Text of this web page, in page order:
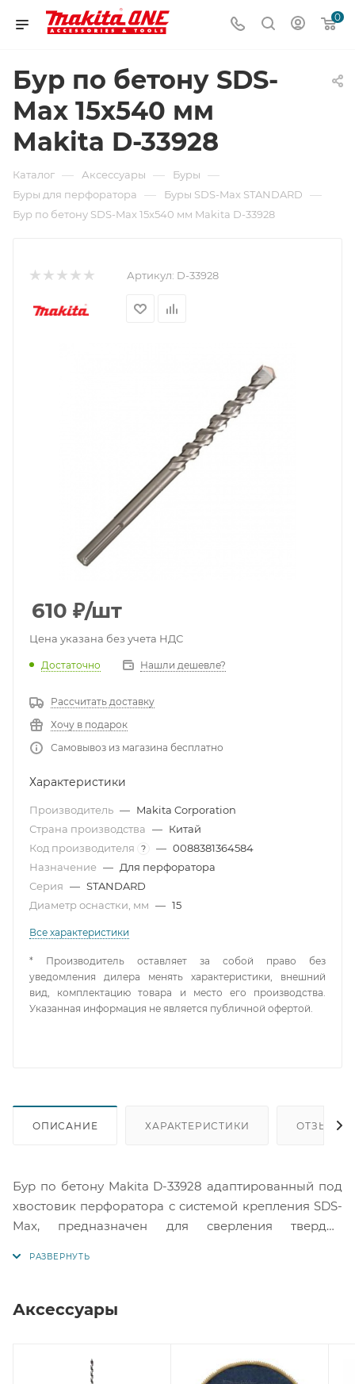
0
Бур по бетону SDS-
Max 15x540 мм
Makita D-33928
Каталог — Аксессуары — Буры —
Буры для перфоратора — Буры SDS-Max STANDARD —
Бур по бетону SDS-Max 15x540 мм Makita D-33928
Артикул: D-33928
610 ₽/шт
Цена указана без учета НДС
Достаточно Нашли дешевле?
Рассчитать доставку
Хочу в подарок
Самовывоз из магазина бесплатно
Характеристики
Производитель — Makita Corporation
Страна производства — Китай
Код производителя
? — 0088381364584
Назначение — Для перфоратора
Серия — STANDARD
Диаметр оснастки, мм — 15
Все характеристики
* Производитель оставляет за собой право без
уведомления дилера менять характеристики, внешний
вид, комплектацию товара и место его производства.
Указанная информация не является публичной офертой.
ОПИСАНИЕ ХАРАКТЕРИСТИКИ ОТЗЫВЫ
Бур по бетону Makita D-33928 адаптированный под
хвостовик перфоратора с системой крепления SDS-
Max, предназначен для сверления твердых
режущей части, эти буры являются одними из самых
Аксессуары